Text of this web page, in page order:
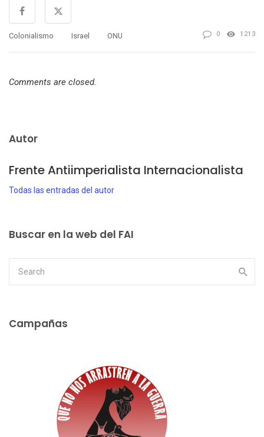
Colonialismo Israel ONU 0 1213
Comments are closed.
Autor
Frente Antiimperialista Internacionalista
Todas las entradas del autor
Buscar en la web del FAI
Campañas